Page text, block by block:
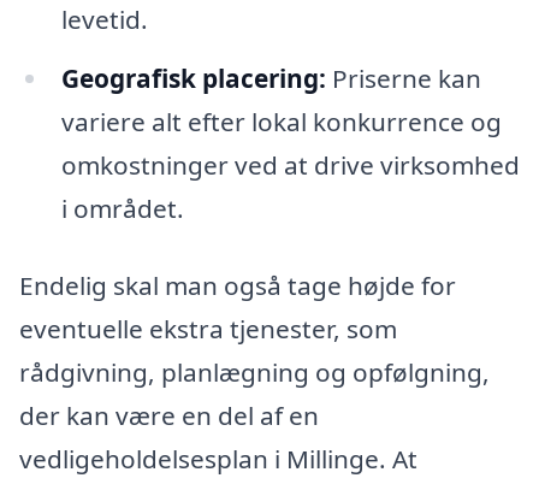
levetid.
Geografisk placering: Priserne kan
variere alt efter lokal konkurrence og
omkostninger ved at drive virksomhed
i området.
Endelig skal man også tage højde for
eventuelle ekstra tjenester, som
rådgivning, planlægning og opfølgning,
der kan være en del af en
vedligeholdelsesplan i Millinge. At